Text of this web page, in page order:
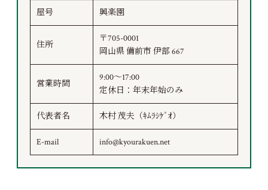
屋号 興楽園
住所
〒705-0001
岡山県 備前市 伊部 667
営業時間
9:00～17:00
定休日：年末年始のみ
代表者名 木村 茂夫（ｷﾑﾗｼｹﾞｵ）
E-mail info@kyourakuen.net